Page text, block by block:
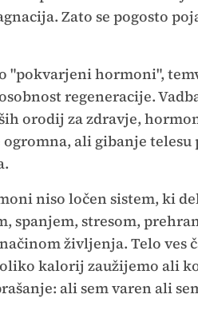
Zato se pogosto
"pokvarjeni hormoni",
regeneracije.
orodij za zdravje,
ali gibanje telesu
niso ločen sistem, ki
spanjem, stresom,
življenja. Telo ves
kalorij zaužijemo ali
ali sem varen ali